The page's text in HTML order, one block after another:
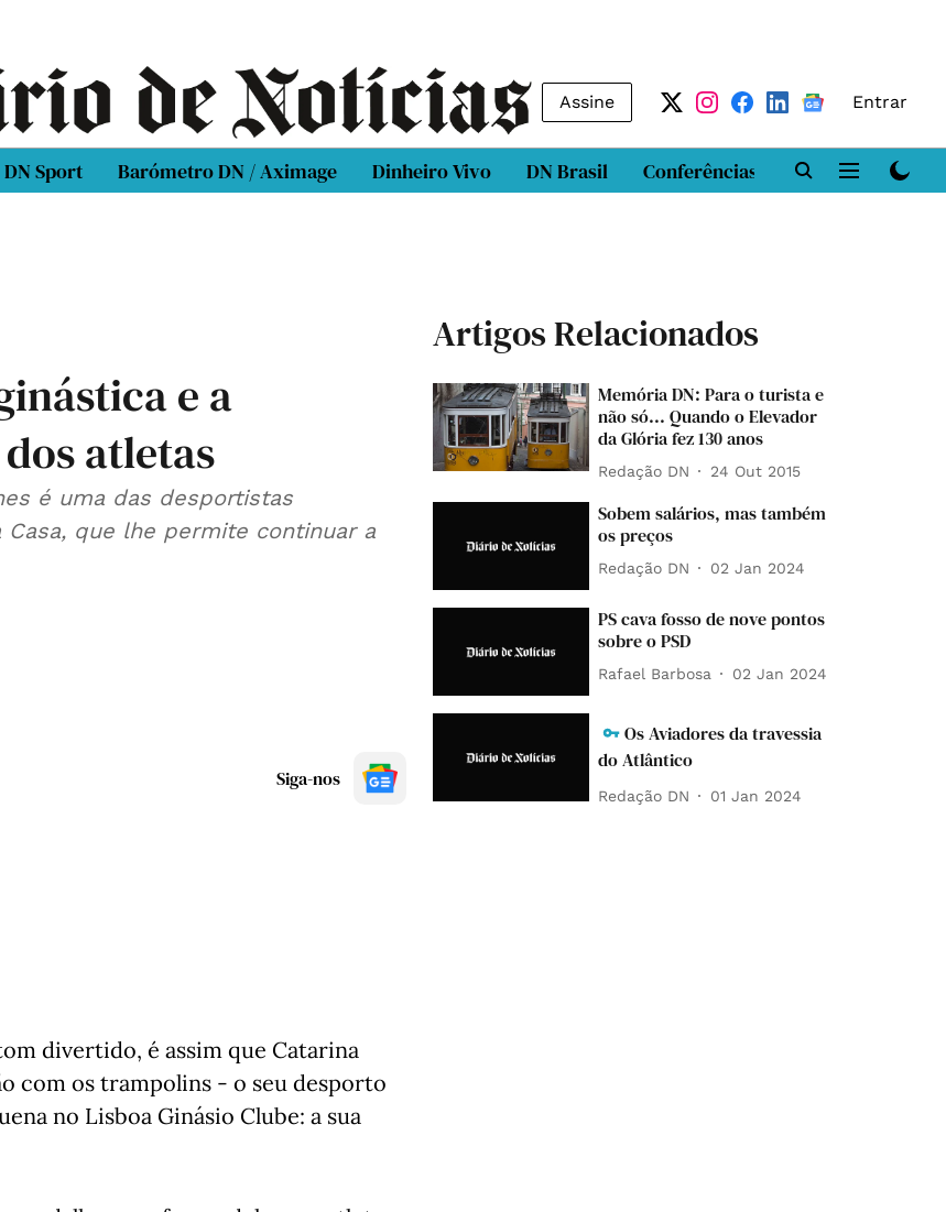
Assine Entrar
DN Sport Barómetro DN / Aximage Dinheiro Vivo DN Brasil Conferências DN LAB
e a
atletas
é uma das desportistas
que lhe permite continuar a
Siga-nos
divertido, é assim que Catarina
com os trampolins - o seu desporto
no Lisboa Ginásio Clube: a sua
Artigos Relacionados
Memória DN: Para o turista e
não só... Quando o Elevador
da Glória fez 130 anos
Redação DN 24 Out 2015
Sobem salários, mas também
os preços
Redação DN 02 Jan 2024
PS cava fosso de nove pontos
sobre o PSD
Rafael Barbosa 02 Jan 2024
Os Aviadores da travessia
do Atlântico
Redação DN 01 Jan 2024